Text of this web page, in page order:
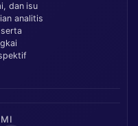
dan isu
analitis